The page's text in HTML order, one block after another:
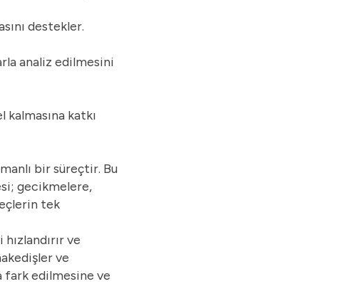
destekler.
analiz edilmesini
katkı
bir süreçtir. Bu
gecikmelere,
tek
ve
ve
fark edilmesine ve